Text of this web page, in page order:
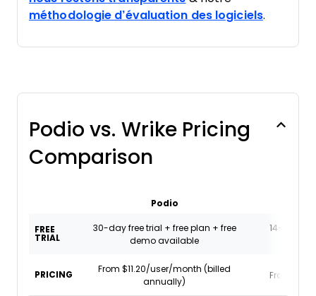
méthodologie d’évaluation des logiciels.
Podio vs. Wrike Pricing
Comparison
Podio
FREE
TRIAL
30-day free trial + free plan + free
demo available
14-day
PRICING
From $11.20/user/month (billed
annually)
From